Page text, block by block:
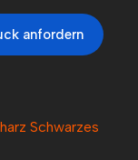
anfordern
Schwarzes